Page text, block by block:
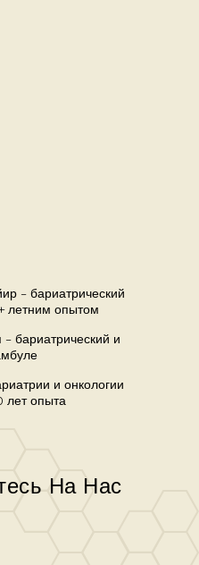
– бариатрический
летним опытом
бариатрический и
и онкологии
лет опыта
На Нас